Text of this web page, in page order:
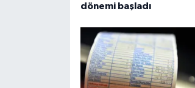
dönemi başladı